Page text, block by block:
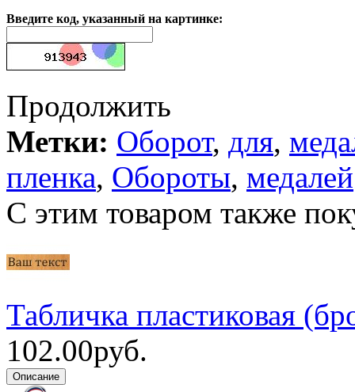
Введите код, указанный на картинке:
Продолжить
Метки: Оборот, для,
пленка, Обороты, медалей
С этим товаром также
Табличка пластиковая
102.00руб.